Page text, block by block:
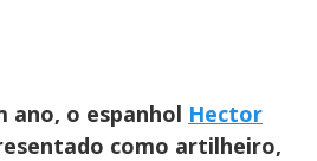
ano, o espanhol Hector
como artilheiro,